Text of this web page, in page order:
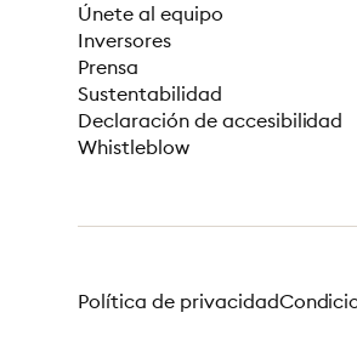
Únete al equipo
Inversores
Prensa
Sustentabilidad
Declaración de accesibilidad
Whistleblow
Política de privacidad